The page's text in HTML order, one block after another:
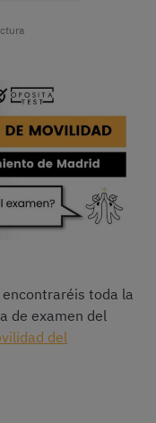
toda la
de examen del
del